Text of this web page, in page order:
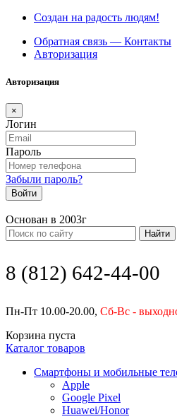
Создан на радость людям!
Обратная связь — Контакты
Авторизация
Авторизация
×
Логин
Пароль
Забыли пароль?
Войти
Основан в 2003г
Найти
8 (812) 642-44-00
Пн-Пт 10.00-20.00, Сб-Вс -
Корзина пуста
Каталог товаров
Смартфоны и мобильные
Apple
Google Pixel
Huawei/Honor